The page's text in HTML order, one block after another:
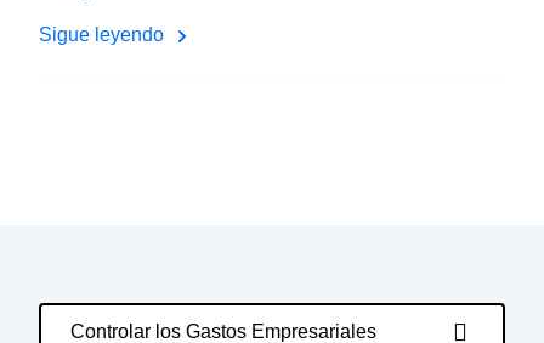
Sigue leyendo
Controlar los Gastos Empresariales